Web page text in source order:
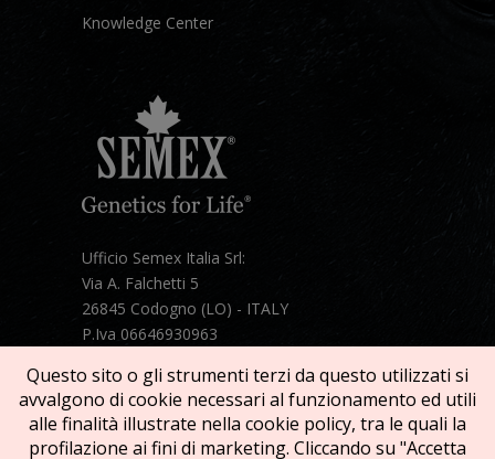
Knowledge Center
Ufficio Semex Italia Srl:
Via A. Falchetti 5
26845 Codogno (LO) - ITALY
P.Iva 06646930963
Mail: semex@semexitalia.it
Guarda la mappa
Questo sito o gli strumenti terzi da questo utilizzati si
avvalgono di cookie necessari al funzionamento ed utili
alle finalità illustrate nella cookie policy, tra le quali la
profilazione ai fini di marketing. Cliccando su "Accetta